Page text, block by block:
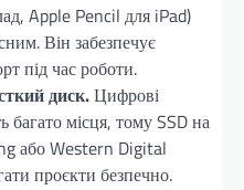
Apple Pencil для iPad)
Він забезпечує
під час роботи.
диск.Цифрові
багато місця, тому SSD на
або Western Digital
проєкти безпечно.